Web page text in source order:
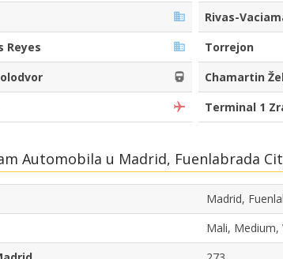
Rivas-
Reyes
Torrejon
Chamartin
Terminal 1
Automobila u Madrid, Fuenlabrada
Madrid,
Mali, Medium,